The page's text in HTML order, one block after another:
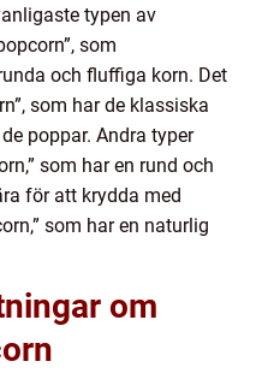
typen av
som
och fluffiga korn. Det
som har de klassiska
poppar. Andra typer
som har en rund och
för att krydda med
som har en naturlig
om